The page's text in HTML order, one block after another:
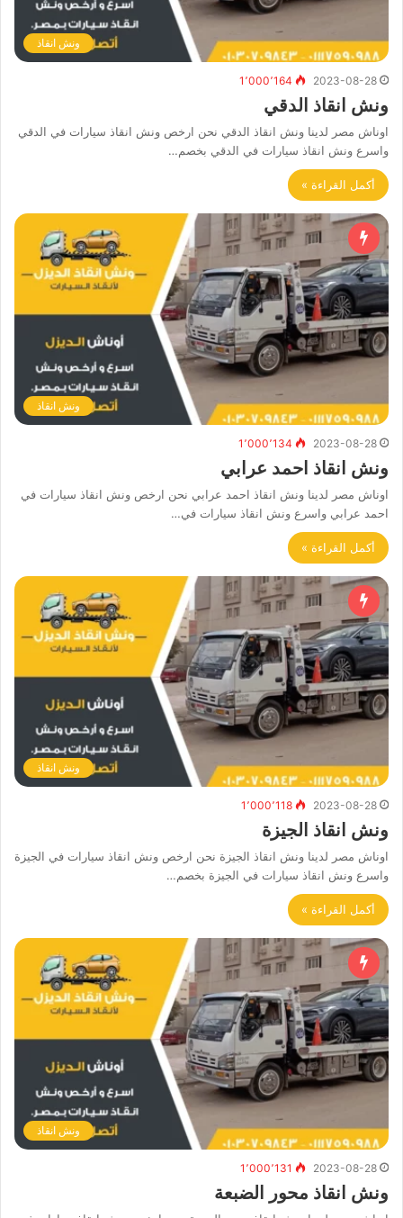
ونش انقاذ
2023-08-28 1٬000٬164
ونش انقاذ الدقي
اوناش مصر لدينا ونش انقاذ الدقي نحن ارخص ونش انقاذ سيارات في الدقي
واسرع ونش انقاذ سيارات في الدقي بخصم…
أكمل القراءة »
ونش انقاذ
2023-08-28 1٬000٬134
ونش انقاذ احمد عرابي
اوناش مصر لدينا ونش انقاذ احمد عرابي نحن ارخص ونش انقاذ سيارات في
احمد عرابي واسرع ونش انقاذ سيارات في…
أكمل القراءة »
ونش انقاذ
2023-08-28 1٬000٬118
ونش انقاذ الجيزة
اوناش مصر لدينا ونش انقاذ الجيزة نحن ارخص ونش انقاذ سيارات في الجيزة
واسرع ونش انقاذ سيارات في الجيزة بخصم…
أكمل القراءة »
ونش انقاذ
2023-08-28 1٬000٬131
ونش انقاذ محور الضبعة